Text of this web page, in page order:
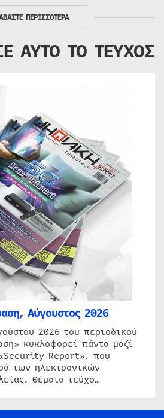
ΠΕΡΙΣΣΟΤΕΡΑ
ΑΥΤΟ ΤΟ ΤΕΥΧΟΣ
Αύγουστος 2026
2026 του περιοδικού
κυκλοφορεί πάντα μαζί
Report», που
των ηλεκτρονικών
Θέματα τεύχο…